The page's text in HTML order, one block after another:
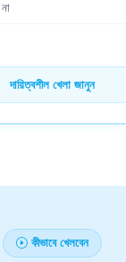
দায়িত্বশীল খেলা জানুন
কীভাবে খেলবেন